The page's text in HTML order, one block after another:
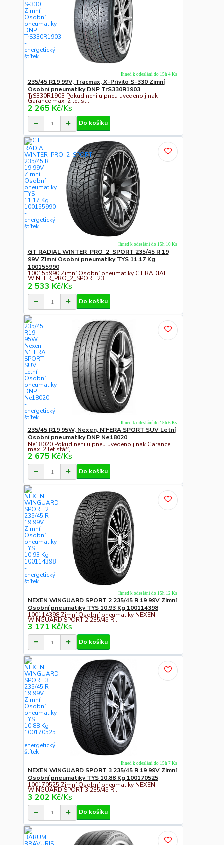
235/45 R19 99V, Tracmax, X-Privilo S-330 Zimní
Osobní pneumatiky DNP TrS330R1903
TrS330R1903 Pokud neni u pneu uvedeno jinak
Garance max. 2 let st...
2 265 Kč/Ks
Ihned k odeslání do 15h 4 Ks
Do košíku
GT RADIAL WINTER_PRO_2_SPORT 235/45 R 19
99V Zimní Osobní pneumatiky TYS 11.17 Kg
100155990
100155990 Zimní Osobní pneumatiky GT RADIAL
WINTER_PRO_2_SPORT 23...
2 533 Kč/Ks
Ihned k odeslání do 15h 10 Ks
Do košíku
235/45 R19 95W, Nexen, N'FERA SPORT SUV Letní
Osobní pneumatiky DNP Ne18020
Ne18020 Pokud neni u pneu uvedeno jinak Garance
max. 2 let stáří,...
2 675 Kč/Ks
Ihned k odeslání do 15h 6 Ks
Do košíku
NEXEN WINGUARD SPORT 2 235/45 R 19 99V Zimní
Osobní pneumatiky TYS 10.93 Kg 100114398
100114398 Zimní Osobní pneumatiky NEXEN
WINGUARD SPORT 2 235/45 R...
3 171 Kč/Ks
Ihned k odeslání do 15h 12 Ks
Do košíku
NEXEN WINGUARD SPORT 3 235/45 R 19 99V Zimní
Osobní pneumatiky TYS 10.88 Kg 100170525
100170525 Zimní Osobní pneumatiky NEXEN
WINGUARD SPORT 3 235/45 R...
3 202 Kč/Ks
Ihned k odeslání do 15h 7 Ks
Do košíku